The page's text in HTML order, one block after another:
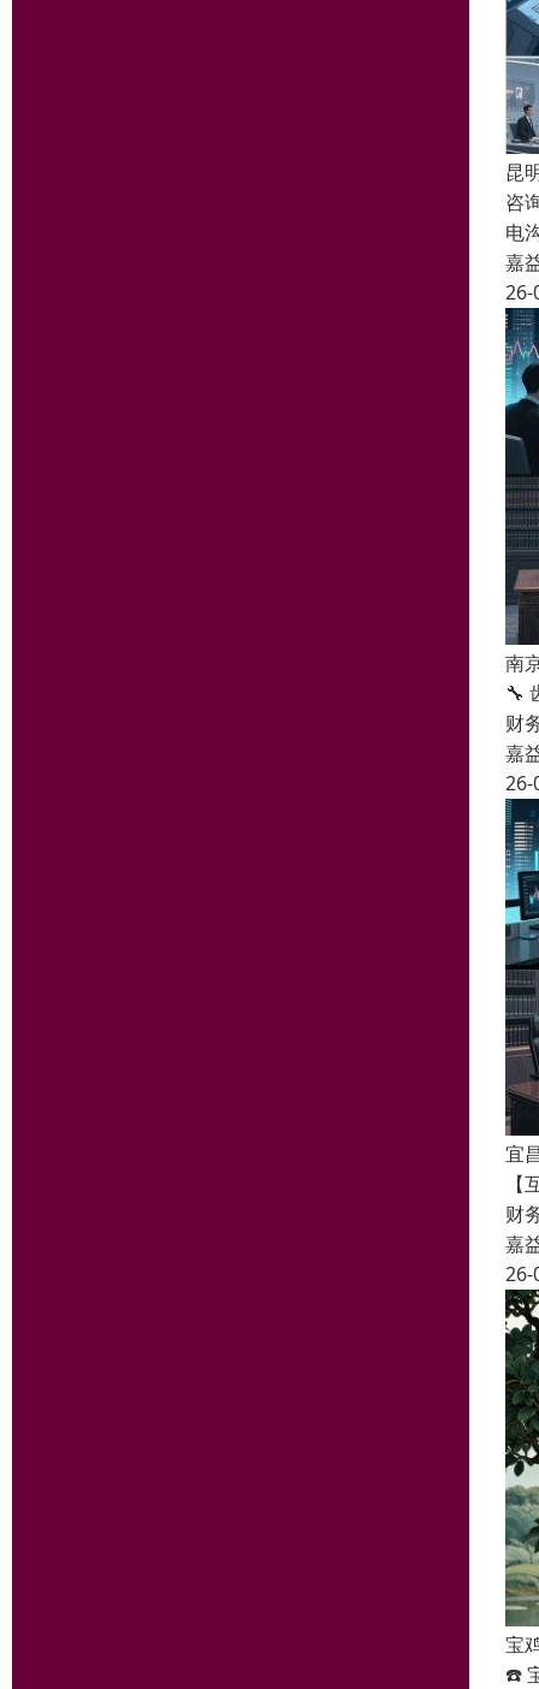
昆
咨
电
嘉
26-
南
🔧
财
嘉
26-
宜
财
嘉
26-
宝
☎️